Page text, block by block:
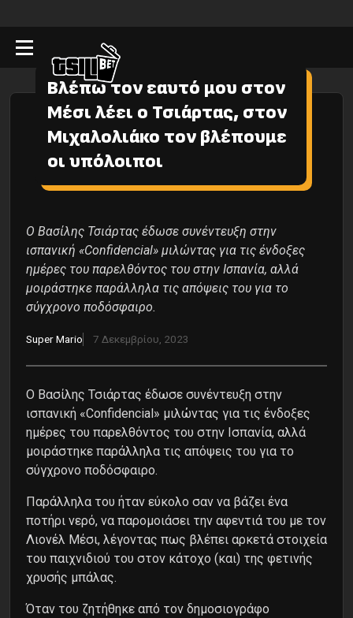
Βλέπω τον εαυτό μου στον
Μέσι λέει ο Τσιάρτας, στον
Μιχαλολιάκο τον βλέπουμε
οι υπόλοιποι
Ο Βασίλης Τσιάρτας έδωσε συνέντευξη στην
ισπανική «Confidencial» μιλώντας για τις ένδοξες
ημέρες του παρελθόντος του στην Ισπανία, αλλά
μοιράστηκε παράλληλα τις απόψεις του για το
σύγχρονο ποδόσφαιρο.
Super Mario 7 Δεκεμβρίου, 2023
Ο Βασίλης Τσιάρτας έδωσε συνέντευξη στην
ισπανική «Confidencial» μιλώντας για τις ένδοξες
ημέρες του παρελθόντος του στην Ισπανία, αλλά
μοιράστηκε παράλληλα τις απόψεις του για το
σύγχρονο ποδόσφαιρο.
Παράλληλα του ήταν εύκολο σαν να βάζει ένα
ποτήρι νερό, να παρομοιάσει την αφεντιά του με τον
Λιονέλ Μέσι, λέγοντας πως βλέπει αρκετά στοιχεία
του παιχνιδιού του στον κάτοχο (και) της φετινής
χρυσής μπάλας.
Όταν του ζητήθηκε από τον δημοσιογράφο